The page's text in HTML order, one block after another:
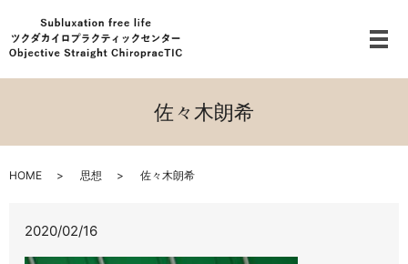
メ
佐々木朗希
HOME 思想 佐々木朗希
2020/02/16